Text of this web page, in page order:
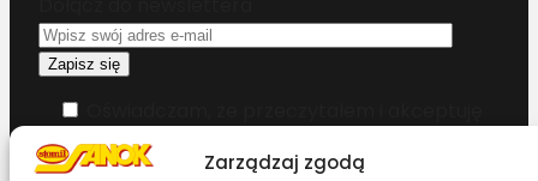
Zarządzaj zgodą
warunki korzystania z serwisu